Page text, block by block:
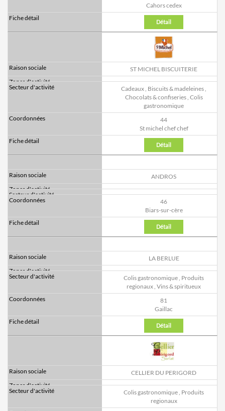
Cahors cedex
Détail
ST MICHEL BISCUITERIE
Cadeaux, Biscuits & madeleines,
Chocolats & confiseries, Colis
gastronomique
44
St michel chef chef
Détail
ANDROS
46
Biars-sur-cère
Détail
LA BERLUE
Colis gastronomique, Produits
regionaux, Vins & spiritueux
81
Gaillac
Détail
CELLIER DU PERIGORD
Colis gastronomique, Produits
regionaux